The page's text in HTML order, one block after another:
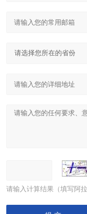
请输入计算结果（填写阿